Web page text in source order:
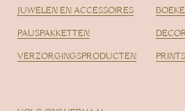
JUWELEN EN ACCESSOIRES
PAUSPAKKETTEN
VERZORGINGSPRODUCTEN